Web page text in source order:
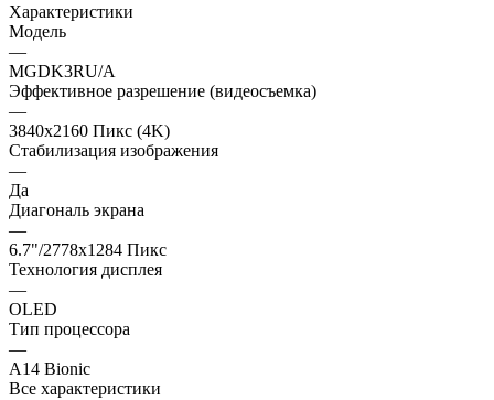
Характеристики
Модель
—
MGDK3RU/A
Эффективное разрешение (видеосъемка)
—
3840x2160 Пикс (4K)
Стабилизация изображения
—
Да
Диагональ экрана
—
6.7"/2778x1284 Пикс
Технология дисплея
—
OLED
Тип процессора
—
A14 Bionic
Все характеристики